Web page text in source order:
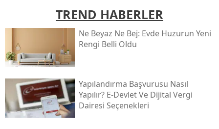
TREND HABERLER
Ne Beyaz Ne Bej: Evde Huzurun Yeni
Rengi Belli Oldu
Yapılandırma Başvurusu Nasıl
Yapılır? E-Devlet Ve Dijital Vergi
Dairesi Seçenekleri